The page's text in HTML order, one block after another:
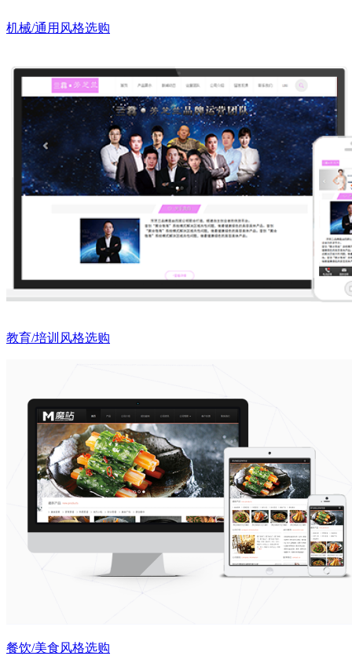
机械/通用风格选购
教育/培训风格选购
餐饮/美食风格选购